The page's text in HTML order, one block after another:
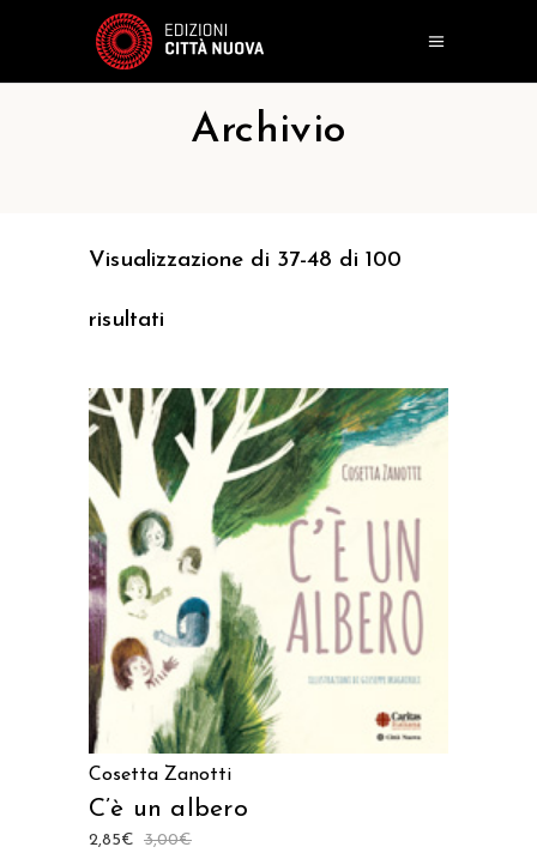
Archivio
Visualizzazione di 37-48 di 100
risultati
AGGIUNGI AL CARRELLO
Cosetta Zanotti
C’è un albero
3,00€
2,85€